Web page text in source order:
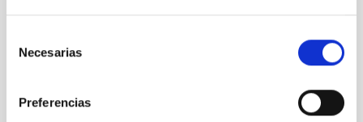
Necesarias
Preferencias
Astrofemales
Celestial stories